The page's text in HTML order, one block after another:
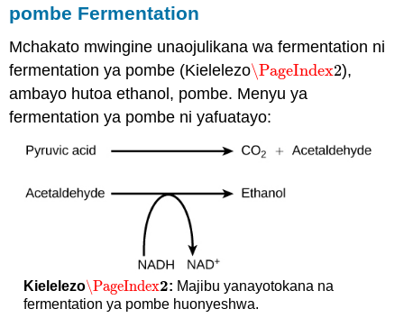
pombe Fermentation
Mchakato mwingine unaojulikana wa fermentation ni
fermentation ya pombe (Kielelezo\PageIndex2
\PageIndex2),
ambayo hutoa ethanol, pombe. Menyu ya
fermentation ya pombe ni yafuatayo:
Kielelezo\PageIndex2
\PageIndex2: Majibu yanayotokana na
fermentation ya pombe huonyeshwa.